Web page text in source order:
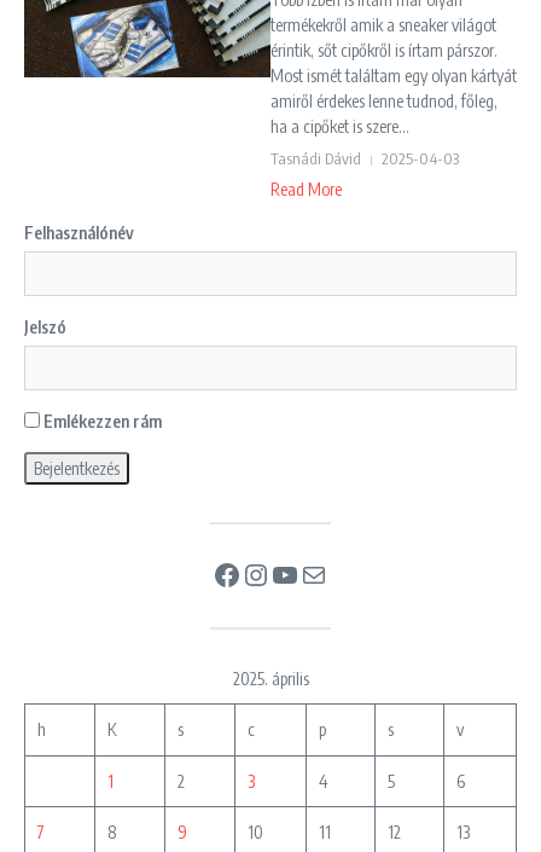
termékekről amik a sneaker világot
érintik, sőt cipőkről is írtam párszor.
Most ismét találtam egy olyan kártyát
amiről érdekes lenne tudnod, főleg,
ha a cipőket is szere...
Tasnádi Dávid 2025-04-03
Read More
Felhasználónév
Jelszó
Emlékezzen rám
Facebook
Instagram
YouTube
Mail
2025. április
h K s c p s v
1 2 3 4 5 6
7 8 9 10 11 12 13